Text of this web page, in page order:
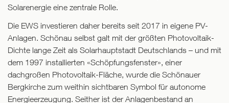
Solarenergie eine zentrale Rolle.
Die EWS investieren daher bereits seit 2017 in eigene PV-
Anlagen. Schönau selbst galt mit der größten Photovoltaik-
Dichte lange Zeit als Solarhauptstadt Deutschlands – und mit
dem 1997 installierten «Schöpfungsfenster», einer
dachgroßen Photovoltaik-Fläche, wurde die Schönauer
Bergkirche zum weithin sichtbaren Symbol für autonome
Energieerzeugung. Seither ist der Anlagenbestand an